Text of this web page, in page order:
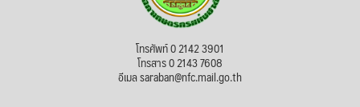
โทรศัพท์ 0 2142 3901
โทรสาร 0 2143 7608
อีเมล saraban@nfc.mail.go.th